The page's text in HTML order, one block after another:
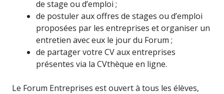
de stage ou d’emploi ;
de postuler aux offres de stages ou d’emploi
proposées par les entreprises et organiser un
entretien avec eux le jour du Forum ;
de partager votre CV aux entreprises
présentes via la CVthèque en ligne.
Le Forum Entreprises est ouvert à tous les élèves,